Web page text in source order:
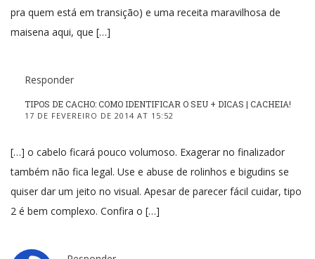
pra quem está em transição) e uma receita maravilhosa de
maisena aqui, que […]
Responder
TIPOS DE CACHO: COMO IDENTIFICAR O SEU + DICAS | CACHEIA!
17 DE FEVEREIRO DE 2014 AT 15:52
[…] o cabelo ficará pouco volumoso. Exagerar no finalizador
também não fica legal. Use e abuse de rolinhos e bigudins se
quiser dar um jeito no visual. Apesar de parecer fácil cuidar, tipo
2 é bem complexo. Confira o […]